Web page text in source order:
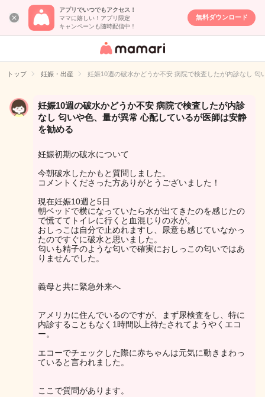
アプリでいつでもアクセス！
ママに嬉しい！アプリ限定
キャンペーンも随時配信中！
無料ダウンロード
女性専用匿名QA
イト
トップ 妊娠・出産 妊娠10週の破水かどうか不安 病院で検査したが内診なし
妊娠10週の破水かどうか不安 病院で検査したが内診
なし 匂いや色、量が異常 心配しているが医師は安静
を勧める
妊娠初期の破水について
今朝破水したかもと質問しました。
コメントくださった方ありがとうございました！
現在妊娠10週と5日
朝ベッドで横になっていたら水が出てきたのを感じたの
で慌ててトイレに行くと血混じりの水が。
おしっこは自分で止めれますし、尿意も感じていなかっ
たのですぐに破水と思いました。
匂いも精子のような匂いで確実におしっこの匂いではあ
りませんでした。
義母と共に緊急外来へ
アメリカに住んでいるのですが、まず尿検査をし、特に
内診することもなく1時間以上待たされてようやくエコ
ー。
エコーでチェックした際に赤ちゃんは元気に動きまわっ
ていると言われました。
ここで質問があります。